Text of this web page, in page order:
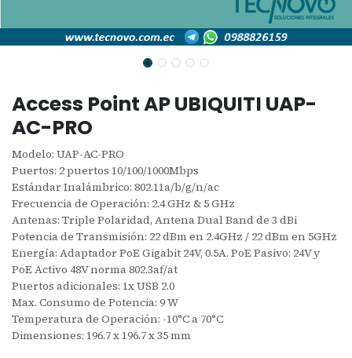
Access Point AP UBIQUITI UAP-
AC-PRO
Modelo: UAP-AC-PRO
Puertos: 2 puertos 10/100/1000Mbps
Estándar Inalámbrico: 802.11a/b/g/n/ac
Frecuencia de Operación: 2.4 GHz & 5 GHz
Antenas: Triple Polaridad, Antena Dual Band de 3 dBi
Potencia de Transmisión: 22 dBm en 2.4GHz / 22 dBm en 5GHz
Energía: Adaptador PoE Gigabit 24V, 0.5A. PoE Pasivo: 24V y
PoE Activo 48V norma 802.3af/at
Puertos adicionales: 1x USB 2.0
Max. Consumo de Potencia: 9 W
Temperatura de Operación: -10°C a 70°C
Dimensiones: 196.7 x 196.7 x 35 mm